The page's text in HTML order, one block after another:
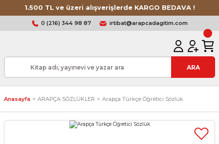
1.500 TL ve üzeri alışverişlerde KARGO BEDAVA !
0 (216) 344 98 87 irtibat@arapcadagitim.com
ARA
Anasayfa ARAPÇA SÖZLÜKLER Arapça Türkçe Öğretici Sözlük